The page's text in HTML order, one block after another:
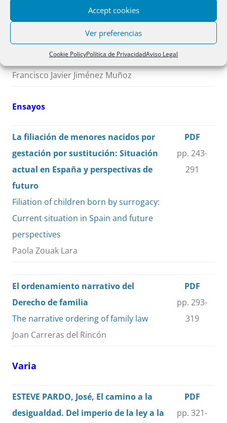
Accept cookies
Ver preferencias
Cookie PolicyPolítica de PrivacidadAviso Legal
of homicides and murders. Case-law
Francisco Javier Jiménez Muñoz
Ensayos
La filiación de menores nacidos por
gestación por sustitución: Situación
actual en España y perspectivas de
futuro
Filiation of children born by surrogacy:
Current situation in Spain and future
perspectives
Paola Zouak Lara
PDF
pp. 243-
291
El ordenamiento narrativo del
Derecho de familia
The narrative ordering of family law
Joan Carreras del Rincón
PDF
pp. 293-
319
Varia
ESTEVE PARDO, José, El camino a la
desigualdad. Del imperio de la ley a la
PDF
pp. 321-